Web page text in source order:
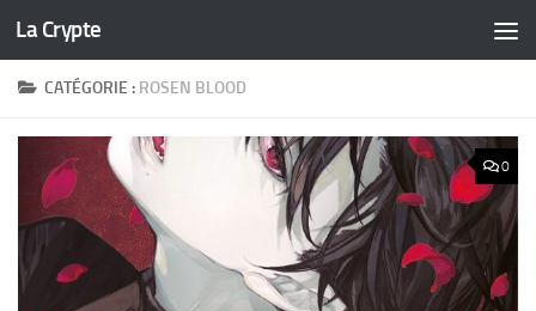
Skip to content
La Crypte
CATÉGORIE : ROSEN BLOOD
0